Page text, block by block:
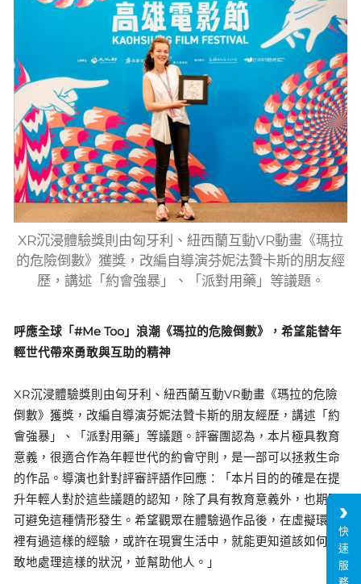
XR沉浸體驗獎則由匈牙利、紐西蘭互動VR動畫《瑪拉
的危險倒數》獲獎，改編自導演芬妮法贊卡斯的朋友經
歷，講述「約會強暴」、「派對用藥」等議題。
呼應全球「#Me Too」浪潮《瑪拉的危險倒數》，希望能替年
輕世代帶來勇敢與互助的精神
XR沉浸體驗獎則由匈牙利、紐西蘭互動VR動畫《瑪拉的危險
倒數》獲獎，改編自導演芬妮法贊卡斯的朋友經歷，講述「約
會強暴」、「派對用藥」等議題。評審團認為，本片極具教育
意義，很適合作為年輕世代的約會守則，是一部可以拯救生命
的作品。導演也針對評審評語作回應：「本片目的的確是在提
升年輕人對於這些議題的認知，除了具有教育意義外，也期盼
可避免這種情形發生。希望觀眾在體驗過作品後，在虛擬環境
裡有過這樣的經驗，或許在現實生活中，就能更知道該如何勇
敢地處理這樣的狀況，並幫助他人。」
快
速
服